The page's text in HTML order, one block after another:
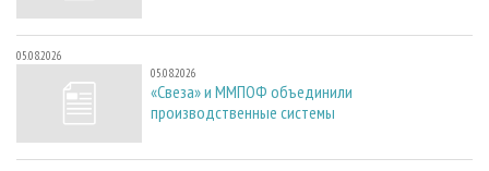
05.08.2026
05.08.2026
«Свеза» и ММПОФ объединили
производственные системы